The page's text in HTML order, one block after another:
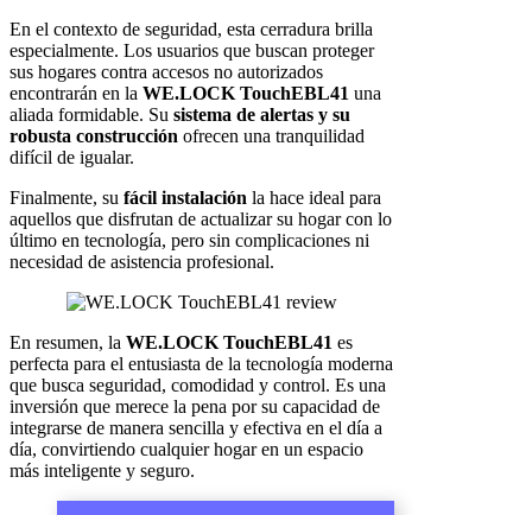
En el contexto de seguridad, esta cerradura brilla
especialmente. Los usuarios que buscan proteger
sus hogares contra accesos no autorizados
encontrarán en la WE.LOCK TouchEBL41 una
aliada formidable. Su sistema de alertas y su
robusta construcción ofrecen una tranquilidad
difícil de igualar.
Finalmente, su fácil instalación la hace ideal para
aquellos que disfrutan de actualizar su hogar con lo
último en tecnología, pero sin complicaciones ni
necesidad de asistencia profesional.
En resumen, la WE.LOCK TouchEBL41 es
perfecta para el entusiasta de la tecnología moderna
que busca seguridad, comodidad y control. Es una
inversión que merece la pena por su capacidad de
integrarse de manera sencilla y efectiva en el día a
día, convirtiendo cualquier hogar en un espacio
más inteligente y seguro.